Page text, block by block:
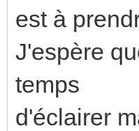
est à
J'espère
temps
d'éclairer